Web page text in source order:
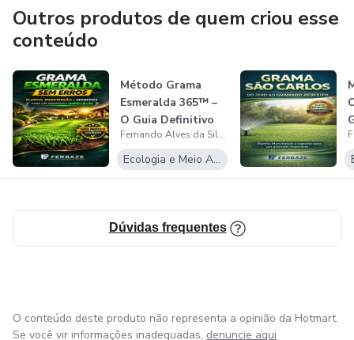
Outros produtos de quem criou esse
conteúdo
Método Grama
Esmeralda 365™ –
O Guia Definitivo
Para um Gram...
Fernando Alves da Silva
Ecologia e Meio Ambiente
Dúvidas frequentes
O conteúdo deste produto não representa a opinião da Hotmart.
Se você vir informações inadequadas, denuncie aqui